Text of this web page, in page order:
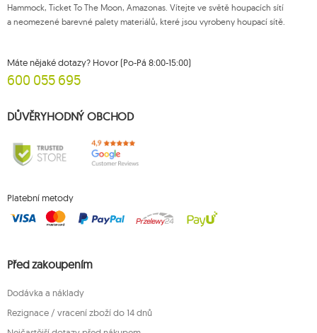
Hammock, Ticket To The Moon, Amazonas. Vítejte ve světě houpacích sítí
a neomezené barevné palety materiálů, které jsou vyrobeny houpací sítě.
Máte nějaké dotazy? Hovor (Po-Pá 8:00-15:00)
600 055 695
DŮVĚRYHODNÝ OBCHOD
Platební metody
Před zakoupením
Dodávka a náklady
Rezignace / vracení zboží do 14 dnů